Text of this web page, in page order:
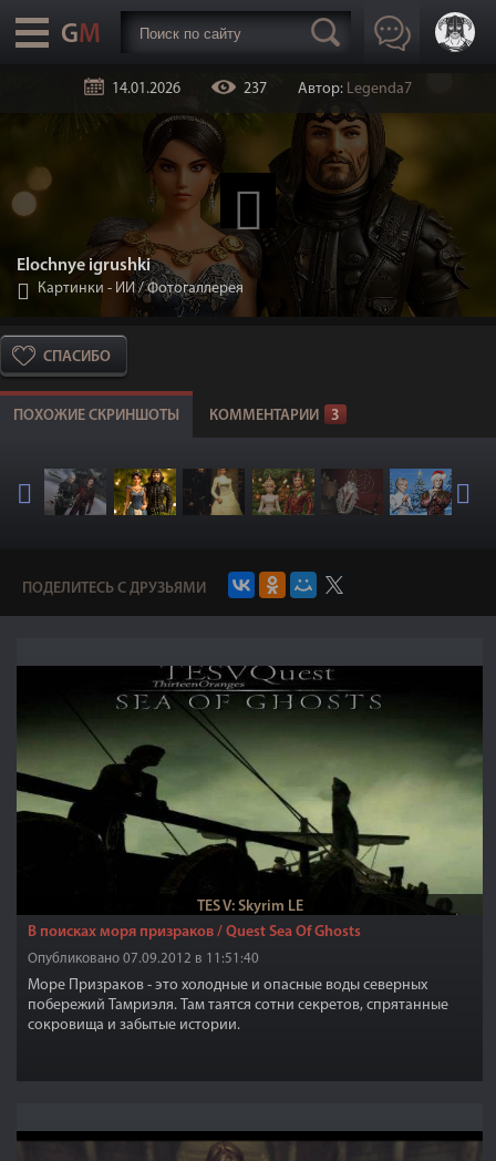
14.01.2026 237 Автор: Legenda7
Elochnye igrushki
Картинки - ИИ/Фотогаллерея
СПАСИБО
ПОХОЖИЕ СКРИНШОТЫ КОММЕНТАРИИ 3
ПОДЕЛИТЕСЬ С ДРУЗЬЯМИ
TES V: Skyrim LE
В поисках моря призраков / Quest Sea Of Ghosts
Опубликовано 07.09.2012 в 11:51:40
Море Призраков - это холодные и опасные воды северных
побережий Тамриэля. Там таятся сотни секретов, спрятанные
сокровища и забытые истории.